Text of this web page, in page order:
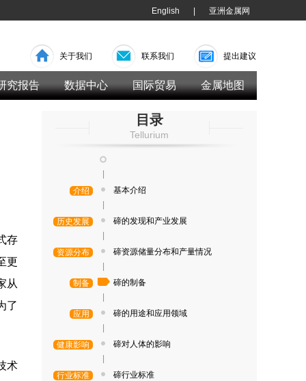
亚洲金属网
English
关于我们 联系我们 提出建议
究报告 数据中心 国际贸易 金属地图
存
更
从
了
术
目录
Tellurium
介绍
历史发展
资源分布
制备
应用
健康影响
行业标准
基本介绍
碲的发现和产业发展
碲资源储量分布和产量情况
碲的制备
碲的用途和应用领域
碲对人体的影响
碲行业标准